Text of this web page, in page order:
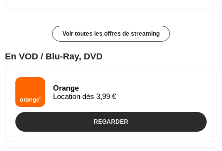
Voir toutes les offres de streaming
En VOD / Blu-Ray, DVD
Orange
Location dès 3,99 €
REGARDER